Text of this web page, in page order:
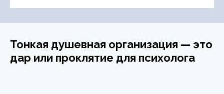
Тонкая душевная организация — это
дар или проклятие для психолога